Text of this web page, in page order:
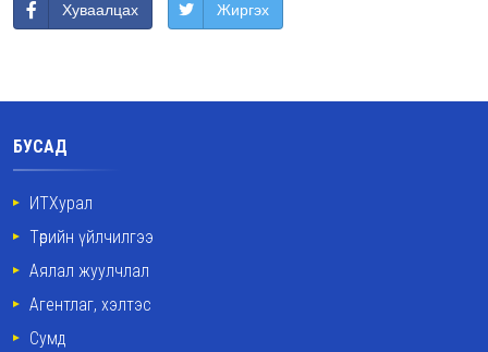
Хуваалцах Жиргэх
БУСАД
ИТХурал
Төрийн үйлчилгээ
Аялал жуулчлал
Агентлаг, хэлтэс
Сумд